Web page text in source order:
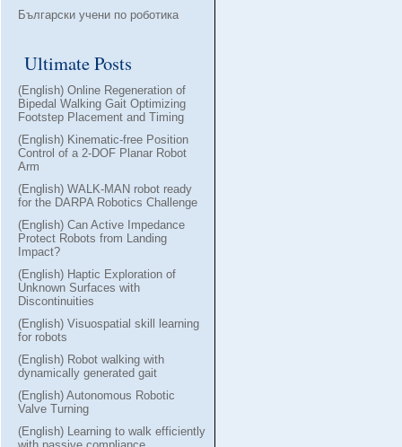
Български учени по роботика
Ultimate Posts
(English) Online Regeneration of
Bipedal Walking Gait Optimizing
Footstep Placement and Timing
(English) Kinematic-free Position
Control of a 2-DOF Planar Robot
Arm
(English) WALK-MAN robot ready
for the DARPA Robotics Challenge
(English) Can Active Impedance
Protect Robots from Landing
Impact?
(English) Haptic Exploration of
Unknown Surfaces with
Discontinuities
(English) Visuospatial skill learning
for robots
(English) Robot walking with
dynamically generated gait
(English) Autonomous Robotic
Valve Turning
(English) Learning to walk efficiently